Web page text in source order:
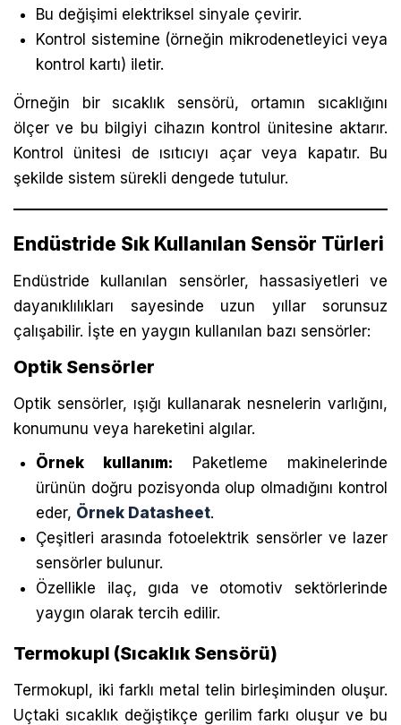
Bu değişimi elektriksel sinyale çevirir.
Kontrol sistemine (örneğin mikrodenetleyici veya
kontrol kartı) iletir.
Örneğin bir sıcaklık sensörü, ortamın sıcaklığını
ölçer ve bu bilgiyi cihazın kontrol ünitesine aktarır.
Kontrol ünitesi de ısıtıcıyı açar veya kapatır. Bu
şekilde sistem sürekli dengede tutulur.
Endüstride Sık Kullanılan Sensör Türleri
Endüstride kullanılan sensörler, hassasiyetleri ve
dayanıklılıkları sayesinde uzun yıllar sorunsuz
çalışabilir. İşte en yaygın kullanılan bazı sensörler:
Optik Sensörler
Optik sensörler, ışığı kullanarak nesnelerin varlığını,
konumunu veya hareketini algılar.
Örnek kullanım: Paketleme makinelerinde
ürünün doğru pozisyonda olup olmadığını kontrol
eder, Örnek Datasheet.
Çeşitleri arasında fotoelektrik sensörler ve lazer
sensörler bulunur.
Özellikle ilaç, gıda ve otomotiv sektörlerinde
yaygın olarak tercih edilir.
Termokupl (Sıcaklık Sensörü)
Termokupl, iki farklı metal telin birleşiminden oluşur.
Uçtaki sıcaklık değiştikçe gerilim farkı oluşur ve bu